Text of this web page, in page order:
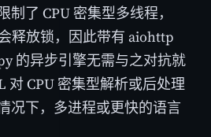
了 CPU 密集型多线程，
释放锁，因此带有 aiohttp
的异步引擎无需与之对抗就
对 CPU 密集型解析或后处理
况下，多进程或更快的语言